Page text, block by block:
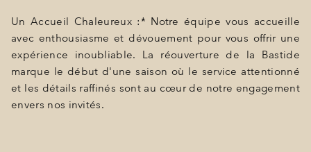
Un Accueil Chaleureux :* Notre équipe vous accueille
avec enthousiasme et dévouement pour vous offrir une
expérience inoubliable. La réouverture de la Bastide
marque le début d'une saison où le service attentionné
et les détails raffinés sont au cœur de notre engagement
envers nos invités.